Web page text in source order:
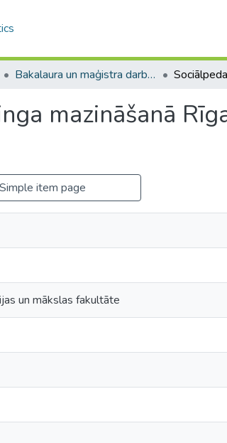
Bakalaura un maģistra darbi (PPMF) / Bachelor's and Master's theses
mazināšanā
Simple item page
un mākslas fakultāte